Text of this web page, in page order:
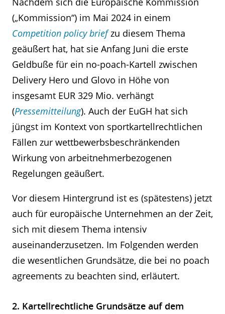
(„Kommission“) im Mai 2024 in einem
Competition policy briefzu diesem Thema
geäußert hat, hat sie Anfang Juni die erste
Geldbuße für ein no-poach-Kartell zwischen
Delivery Hero und Glovo in Höhe von
insgesamt EUR 329 Mio. verhängt
(Pressemitteilung). Auch der EuGH hat sich
jüngst im Kontext von sportkartellrechtlichen
Fällen zur wettbewerbsbeschränkenden
Wirkung von arbeitnehmerbezogenen
Regelungen geäußert.
Vor diesem Hintergrund ist es (spätestens) jetzt
auch für europäische Unternehmen an der Zeit,
sich mit diesem Thema intensiv
auseinanderzusetzen. Im Folgenden werden
die wesentlichen Grundsätze, die bei no poach
agreements zu beachten sind, erläutert.
2. Kartellrechtliche Grundsätze auf dem